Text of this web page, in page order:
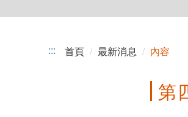
::: 首頁 最新消息 內容
第